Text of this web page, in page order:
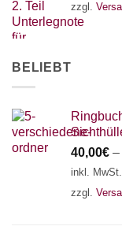
zzgl.
BELIEBT
40,00€ –
inkl. MwSt.
zzgl.